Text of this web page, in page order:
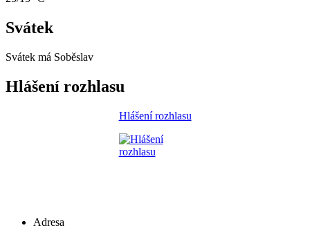
Svátek
Svátek má Soběslav
Hlášení rozhlasu
Hlášení rozhlasu
Adresa